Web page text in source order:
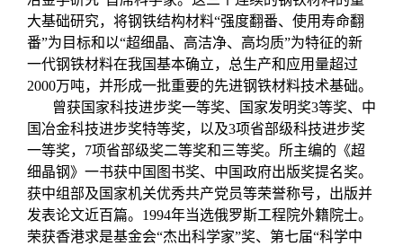
大基础研究，将钢铁结构材料“强度翻番、使用寿命翻
番”为目标和以“超细晶、高洁净、高均质”为特征的新
一代钢铁材料在我国基本确立，总生产和应用量超过
2000万吨，并形成一批重要的先进钢铁材料技术基础。
曾获国家科技进步奖一等奖、国家发明奖3等奖、中
国冶金科技进步奖特等奖，以及3项省部级科技进步奖
一等奖，7项省部级奖二等奖和三等奖。所主编的《超
细晶钢》一书获中国图书奖、中国政府出版奖提名奖。
获中组部及国家机关优秀共产党员等荣誉称号，出版并
发表论文近百篇。1994年当选俄罗斯工程院外籍院士。
荣获香港求是基金会“杰出科学家”奖、第七届“科学中